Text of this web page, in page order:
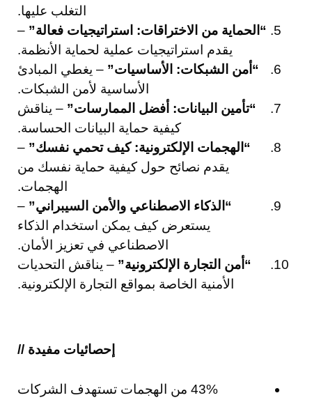
التغلب عليها.
“الحماية من الاختراقات: استراتيجيات فعالة” –
يقدم استراتيجيات عملية لحماية الأنظمة.
“أمن الشبكات: الأساسيات” – يغطي المبادئ
الأساسية لأمن الشبكات.
“تأمين البيانات: أفضل الممارسات” – يناقش
كيفية حماية البيانات الحساسة.
“الهجمات الإلكترونية: كيف تحمي نفسك” –
يقدم نصائح حول كيفية حماية نفسك من
الهجمات.
“الذكاء الاصطناعي والأمن السيبراني” –
يستعرض كيف يمكن استخدام الذكاء
الاصطناعي في تعزيز الأمان.
“أمن التجارة الإلكترونية” – يناقش التحديات
الأمنية الخاصة بمواقع التجارة الإلكترونية.
إحصائيات مفيدة //
43% من الهجمات تستهدف الشركات